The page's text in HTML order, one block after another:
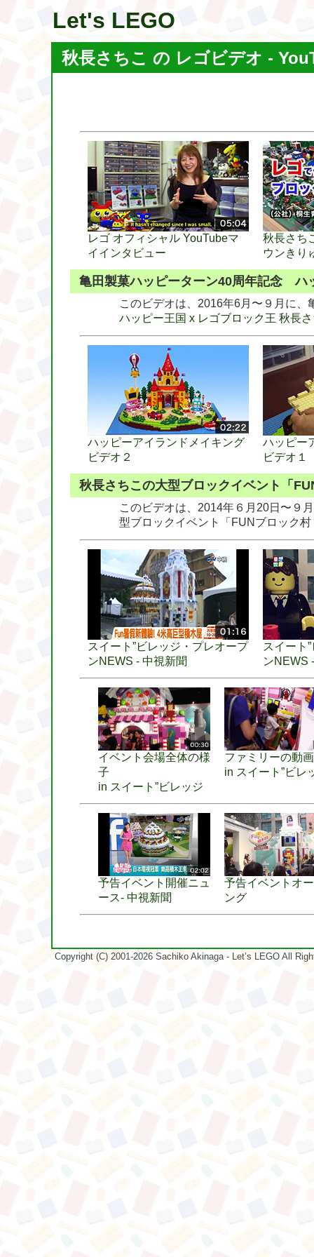
Let's LEGO
秋長さちこ の レゴビデオ -
レゴ オフィシャル YouTubeマ
イインタビュー
秋長さち
ウンきり
亀田製菓ハッピーターン40周年記念 ハ
このビデオは、2016年6月〜９月に、
ハッピー王国 x レゴブロック王 秋長
ハッピーアイランドメイキング
ビデオ２
ハッピー
ビデオ１
秋長さちこの大型ブロックイベント「
このビデオは、2014年６月20日〜９
型ブロックイベント「FUNブロック
スイート”ビレッジ・プレオープ
ンNEWS - 中視新聞
スイート
ンNEWS
イベント会場全体の様
子
in スイート”ビレッジ
ファミリーの動画
in スイート”ビレ
予告イベント開催ニュ
ース- 中視新聞
予告イベントオ
ング
Copyright (C) 2001-2026 Sachiko Akinaga - Let’s LEGO All